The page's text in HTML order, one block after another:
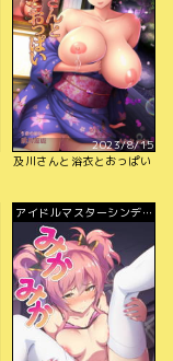
2023/8/15
及川さんと浴衣とおっぱい
アイドルマスターシンデレ
ラガールズ